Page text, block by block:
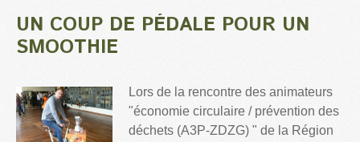
UN COUP DE PÉDALE POUR UN
SMOOTHIE
Lors de la rencontre des animateurs
"économie circulaire / prévention des
déchets (A3P-ZDZG) " de la Région